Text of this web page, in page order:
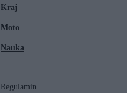
Kraj
Moto
Nauka
Regulamin